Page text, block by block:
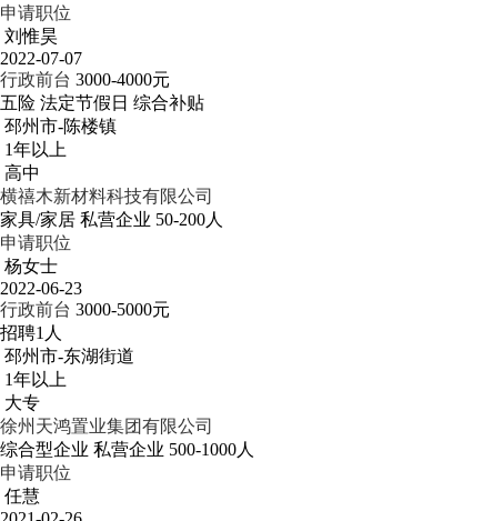
申请职位
刘惟昊
2022-07-07
行政前台 3000-4000元
五险 法定节假日 综合补贴
邳州市-陈楼镇
1年以上
高中
横禧木新材料科技有限公司
家具/家居 私营企业 50-200人
申请职位
杨女士
2022-06-23
行政前台 3000-5000元
招聘1人
邳州市-东湖街道
1年以上
大专
徐州天鸿置业集团有限公司
综合型企业 私营企业 500-1000人
申请职位
任慧